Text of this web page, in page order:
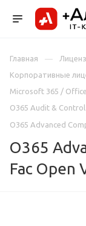
Главная
Корпоративные
Microsoft 365 /
O365 Audit & Control
O365 Advanced
O365
Fac Open